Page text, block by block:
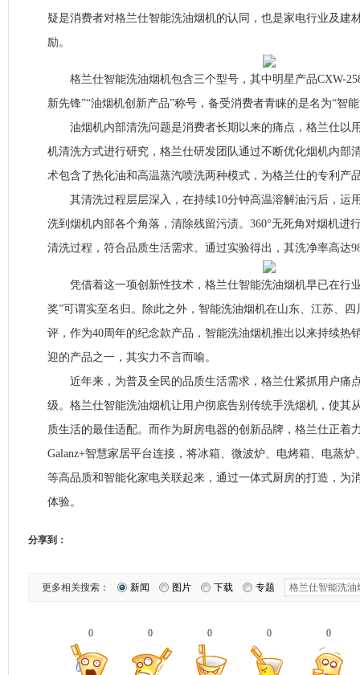
疑是消费者对格兰仕智能洗油烟机的认同，也是家电行业及建
励。
格兰仕智能洗油烟机包含三个型号，其中明星产品CXW-
新先锋”“油烟机创新产品”称号，备受消费者青睐的是名为“智
油烟机内部清洗问题是消费者长期以来的痛点，格兰仕以
机清洗方式进行研究，格兰仕研发团队通过不断优化烟机内部
术包含了热化油和高温蒸汽喷洗两种模式，为格兰仕的专利产
其清洗过程层层深入，在持续10分钟高温溶解油污后，运
洗到烟机内部各个角落，清除残留污渍。360°无死角对烟机进
清洗过程，符合品质生活需求。通过实验得出，其洗净率高达
凭借着这一项创新性技术，格兰仕智能洗油烟机早已在行
奖”可谓实至名归。除此之外，智能洗油烟机在山东、江苏、
评，作为40周年的纪念款产品，智能洗油烟机推出以来持续热
迎的产品之一，其实力不言而喻。
近年来，为普及全民的品质生活需求，格兰仕紧抓用户痛
级。格兰仕智能洗油烟机让用户彻底告别传统手洗烟机，使其
质生活的最佳适配。而作为厨房电器的创新品牌，格兰仕正着
Galanz+智慧家居平台连接，将冰箱、微波炉、电烤箱、电蒸
等高品质和智能化家电关联起来，通过一体式厨房的打造，为
体验。
分享到：
更多相关搜索： 新闻 图片 下载 专题
0 0 0 0 0